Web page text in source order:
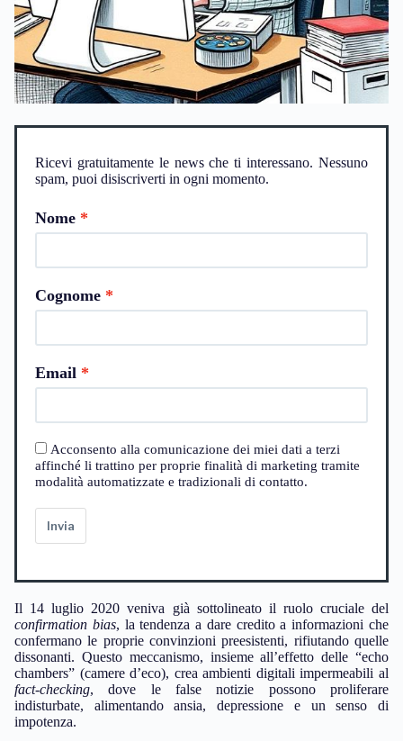
Ricevi gratuitamente le news che ti interessano. Nessuno
spam, puoi disiscriverti in ogni momento.
Nome
Cognome
Email
Acconsento alla comunicazione dei miei dati a terzi
affinché li trattino per proprie finalità di marketing tramite
modalità automatizzate e tradizionali di contatto.
Invia
Il 14 luglio 2020 veniva già sottolineato il ruolo cruciale del
confirmation bias, la tendenza a dare credito a informazioni che
confermano le proprie convinzioni preesistenti, rifiutando quelle
dissonanti. Questo meccanismo, insieme all’effetto delle “echo
chambers” (camere d’eco), crea ambienti digitali impermeabili al
fact-checking, dove le false notizie possono proliferare
indisturbate, alimentando ansia, depressione e un senso di
impotenza.